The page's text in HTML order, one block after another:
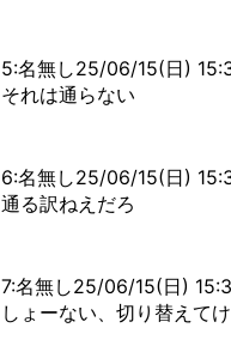
5:名無し25/06/15(日)
それは通らない
6:名無し25/06/15(日)
通る訳ねえだろ
7:名無し25/06/15(日)
しょーない、切り替えてけ